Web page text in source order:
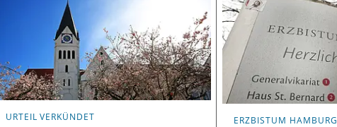
URTEIL VERKÜNDET ERZBISTUM HAMBURG